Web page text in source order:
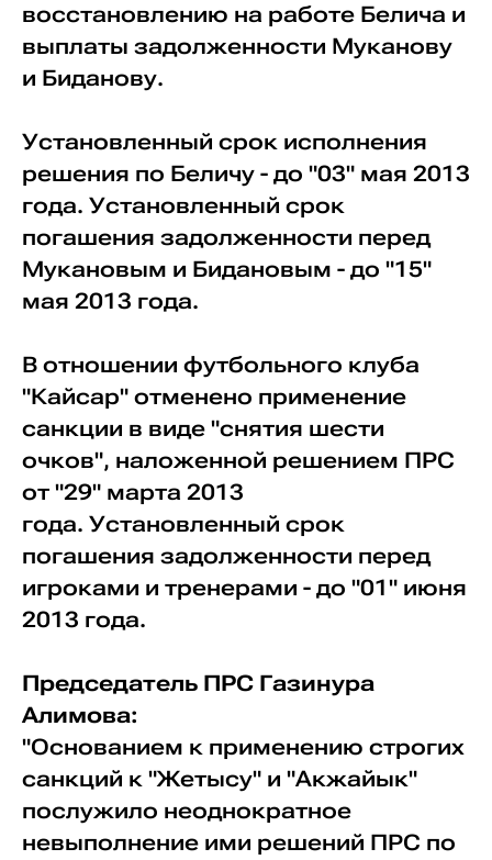
восстановлению на работе Белича и
выплаты задолженности Муканову
и Биданову.
Установленный срок исполнения
решения по Беличу - до "03" мая 2013
года. Установленный срок
погашения задолженности перед
Мукановым и Бидановым - до "15"
мая 2013 года.
В отношении футбольного клуба
"Кайсар" отменено применение
санкции в виде "снятия шести
очков", наложенной решением ПРС
от "29" марта 2013
года. Установленный срок
погашения задолженности перед
игроками и тренерами - до "01" июня
2013 года.
Председатель ПРС Газинура
Алимова:
"Основанием к применению строгих
санкций к "Жетысу" и "Акжайык"
послужило неоднократное
невыполнение ими решений ПРС по